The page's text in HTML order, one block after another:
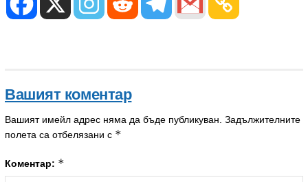
Вашият коментар
Вашият имейл адрес няма да бъде публикуван. Задължителните
полета са отбелязани с *
Коментар: *